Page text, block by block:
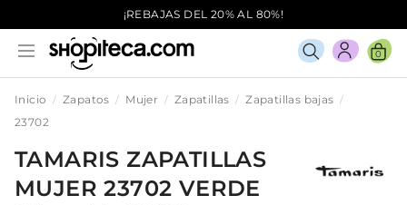
¡REBAJAS DEL 20% AL 80%!
0
Inicio Zapatos Mujer Zapatillas
Zapatillas bajas
23702
TAMARIS ZAPATILLAS
MUJER23702 VERDE